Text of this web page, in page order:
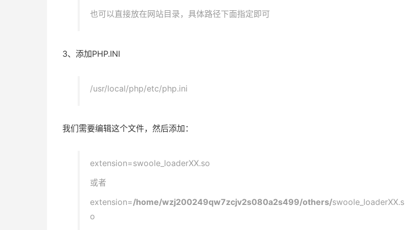
也可以直接放在网站目录，具体路径下面指定即可
3、添加PHP.INI
/usr/local/php/etc/php.ini
我们需要编辑这个文件，然后添加：
extension=swoole_loaderXX.so
或者
extension=/home/wzj200249qw7zcjv2s080a2s499/others/swoole_loaderXX.s
o